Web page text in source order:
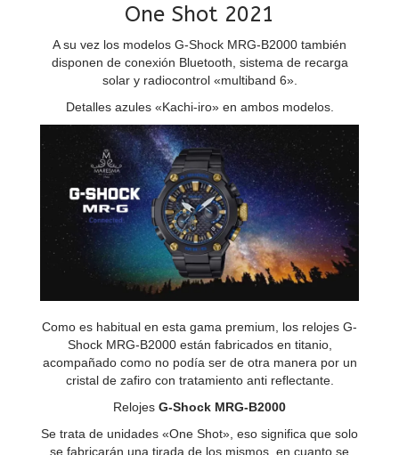
One Shot 2021
A su vez los modelos G-Shock MRG-B2000 también
disponen de conexión Bluetooth, sistema de recarga
solar y radiocontrol «multiband 6».
Detalles azules «Kachi-iro» en ambos modelos.
Como es habitual en esta gama premium, los relojes G-
Shock MRG-B2000 están fabricados en titanio,
acompañado como no podía ser de otra manera por un
cristal de zafiro con tratamiento anti reflectante.
Relojes G-Shock MRG-B2000
Se trata de unidades «One Shot», eso significa que solo
se fabricarán una tirada de los mismos, en cuanto se